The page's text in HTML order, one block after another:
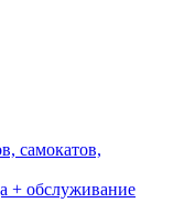
самокатов,
+ обслуживание